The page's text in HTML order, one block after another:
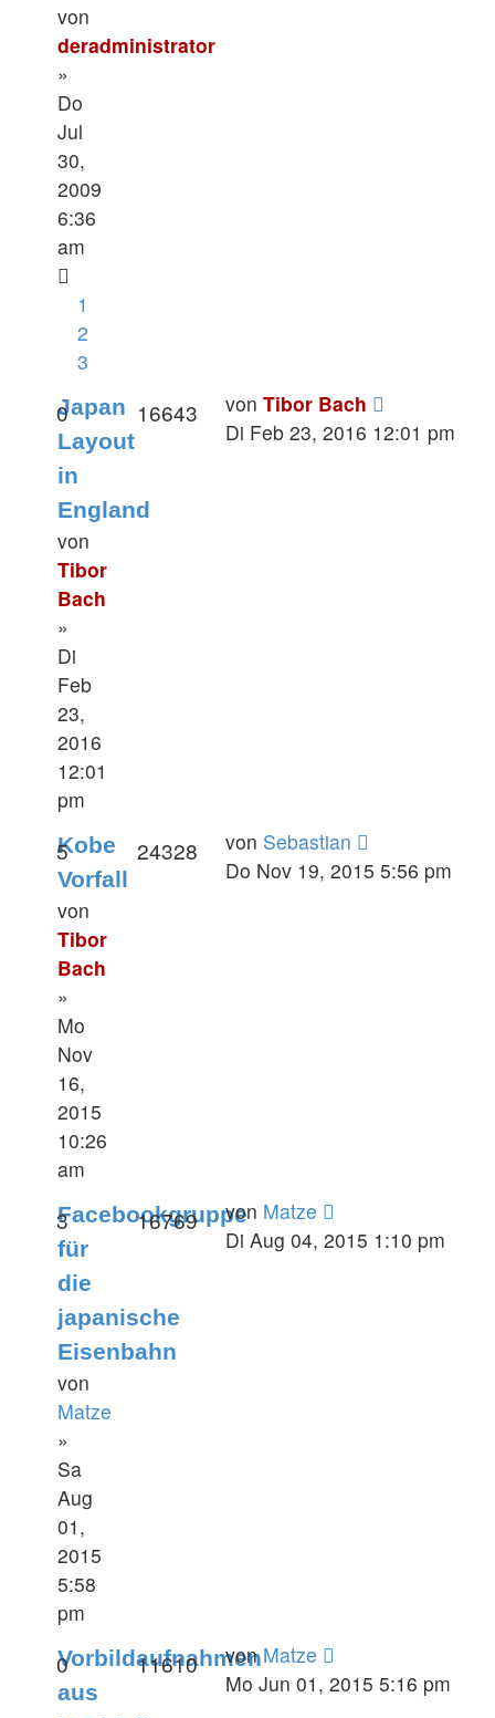
von
deradministrator
»
Do
Jul
30,
2009
6:36
am
1
2
3
Japan
Layout
in
England
von
Tibor
Bach
»
Di
Feb
23,
2016
12:01
pm
0 16643 von Tibor Bach
Di Feb 23, 2016 12:01 pm
Kobe
Vorfall
von
Tibor
Bach
»
Mo
Nov
16,
2015
10:26
am
5 24328 von Sebastian
Do Nov 19, 2015 5:56 pm
Facebookgruppe
für
die
japanische
Eisenbahn
von
Matze
»
Sa
Aug
01,
2015
5:58
pm
3 16769 von Matze
Di Aug 04, 2015 1:10 pm
Vorbildaufnahmen
aus
0 11610 vonMatze
Mo Jun 01, 2015 5:16 pm